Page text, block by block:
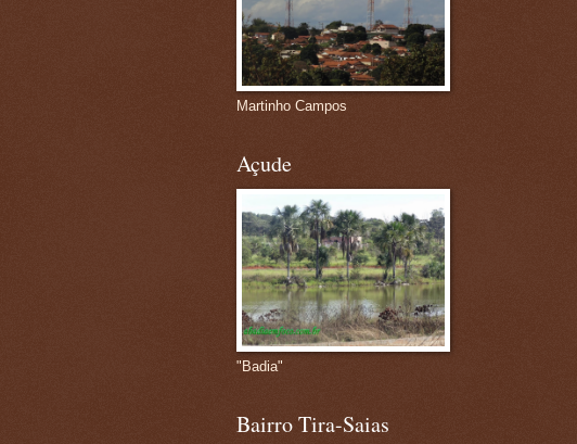
Martinho Campos
Açude
"Badia"
Bairro Tira-Saias